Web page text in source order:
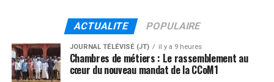
ACTUALITE POPULAIRE
JOURNAL TÉLÉVISÉ (JT) il y a 9 heures
Chambres de métiers : Le rassemblement au
cœur du nouveau mandat de la CCoM1